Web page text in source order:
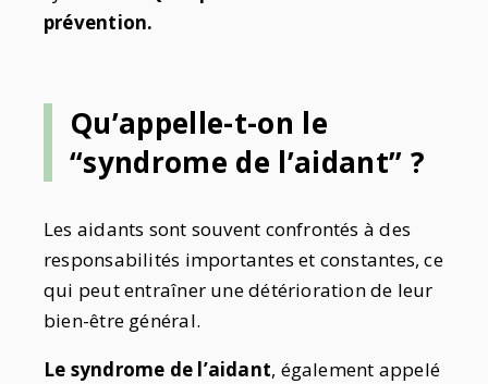
prévention.
Qu’appelle-t-on le
“syndrome de l’aidant” ?
Les aidants sont souvent confrontés à des
responsabilités importantes et constantes, ce
qui peut entraîner une détérioration de leur
bien-être général.
Le syndrome de l’aidant, également appelé